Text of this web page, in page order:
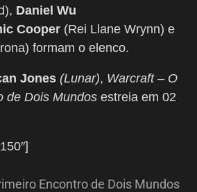
Daniel Wu
Cooper (Rei Llane Wrynn) e
formam o elenco.
Jones (Lunar), Warcraft – O
de Dois Mundos estreia em 02
Encontro de Dois Mundos